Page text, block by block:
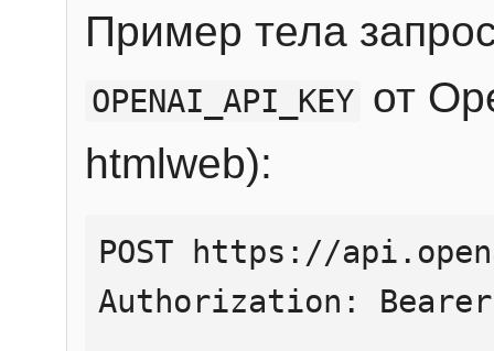
Пример тела
OPENAI_API_KEY от
htmlweb):
POST https://
Authorization: